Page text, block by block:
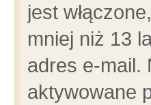
jest
mniej niż 13
adres e-mail.
aktywowane